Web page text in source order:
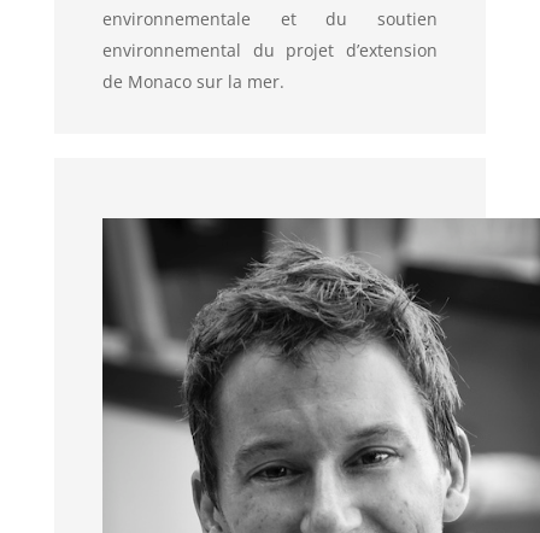
environnementale et du soutien
environnemental du projet d’extension
de Monaco sur la mer.